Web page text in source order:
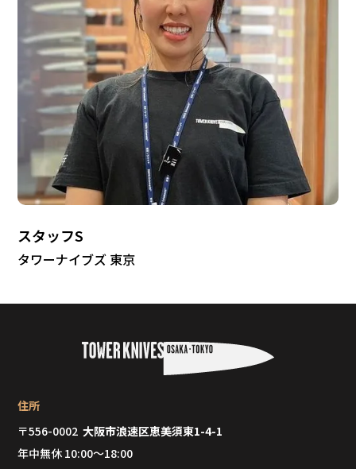
スタッフS
タワーナイブズ 東京
住所
〒556-0002大阪市浪速区恵美須東1-4-1
年中無休 10:00～18:00